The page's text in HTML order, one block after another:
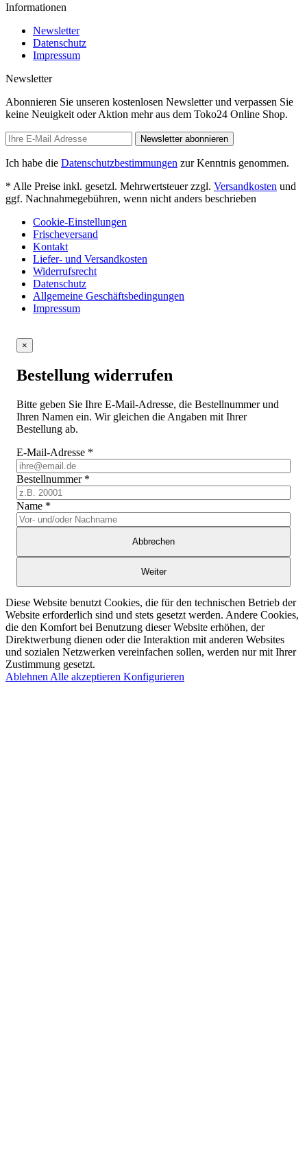
Informationen
Newsletter
Datenschutz
Impressum
Newsletter
Abonnieren Sie unseren kostenlosen Newsletter und verpassen Sie
keine Neuigkeit oder Aktion mehr aus dem Toko24 Online Shop.
Newsletter abonnieren
Ich habe die Datenschutzbestimmungen zur Kenntnis genommen.
* Alle Preise inkl. gesetzl. Mehrwertsteuer zzgl. Versandkosten und
ggf. Nachnahmegebühren, wenn nicht anders beschrieben
Cookie-Einstellungen
Frischeversand
Kontakt
Liefer- und Versandkosten
Widerrufsrecht
Datenschutz
Allgemeine Geschäftsbedingungen
Impressum
×
Bestellung widerrufen
Bitte geben Sie Ihre E-Mail-Adresse, die Bestellnummer und
Ihren Namen ein. Wir gleichen die Angaben mit Ihrer
Bestellung ab.
E-Mail-Adresse *
Bestellnummer *
Name *
Abbrechen
Weiter
Diese Website benutzt Cookies, die für den technischen Betrieb der
Website erforderlich sind und stets gesetzt werden. Andere Cookies,
die den Komfort bei Benutzung dieser Website erhöhen, der
Direktwerbung dienen oder die Interaktion mit anderen Websites
und sozialen Netzwerken vereinfachen sollen, werden nur mit Ihrer
Zustimmung gesetzt.
Ablehnen Alle akzeptieren Konfigurieren